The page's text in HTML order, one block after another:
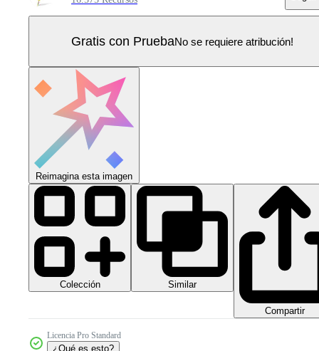
Gratis con PruebaNo se requiere atribución!
Reimagina esta imagen
Colección Similar
Compartir
Licencia Pro Standard
¿Qué es esto?